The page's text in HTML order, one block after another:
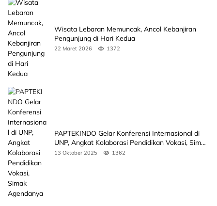
Wisata Lebaran Memuncak, Ancol Kebanjiran
Pengunjung di Hari Kedua
22 Maret 2026 1372
PAPTEKINDO Gelar Konferensi Internasional di
UNP, Angkat Kolaborasi Pendidikan Vokasi, Simak
Agendanya
13 Oktober 2025 1362